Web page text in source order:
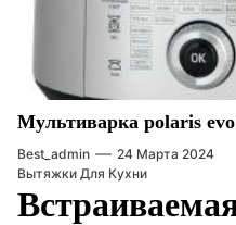
Мультиварка polaris evo
Best_admin
24 Марта 2024
Вытяжки Для Кухни